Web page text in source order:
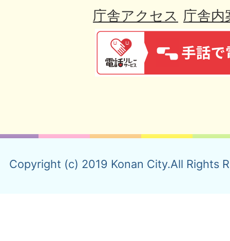
庁舎アクセス 庁舎内
Copyright (c) 2019 Konan City.All Rights